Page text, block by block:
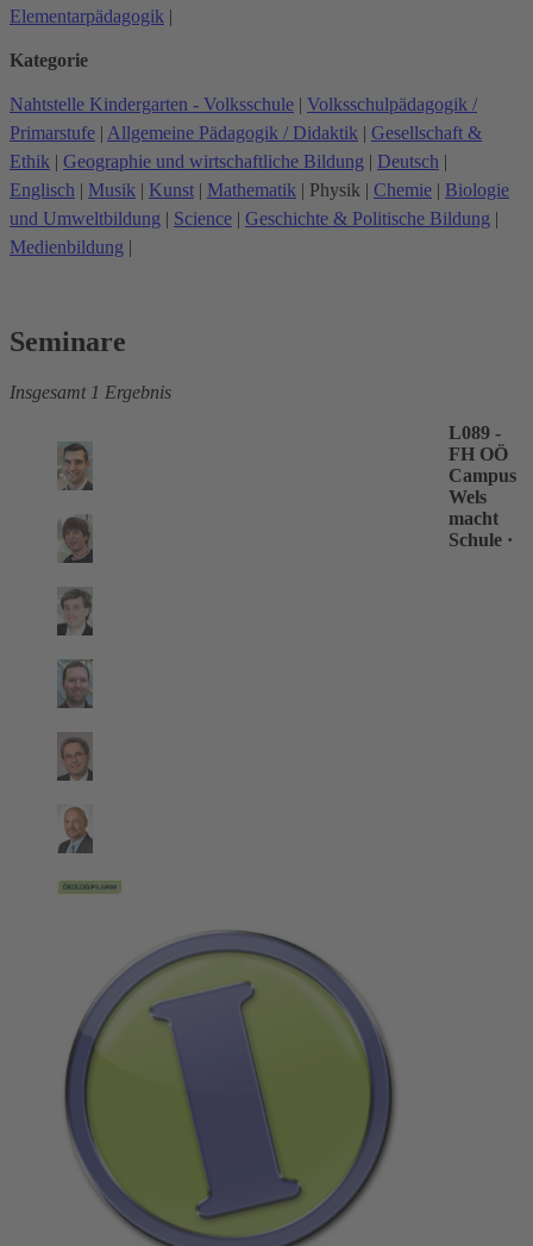
Elementarpädagogik |
Kategorie
Nahtstelle Kindergarten - Volksschule | Volksschulpädagogik /
Primarstufe | Allgemeine Pädagogik / Didaktik | Gesellschaft &
Ethik | Geographie und wirtschaftliche Bildung | Deutsch |
Englisch | Musik | Kunst | Mathematik | Physik | Chemie | Biologie
und Umweltbildung | Science | Geschichte & Politische Bildung |
Medienbildung |
Seminare
Insgesamt 1 Ergebnis
L089 -
FH OÖ
Campus
Wels
macht
Schule ·